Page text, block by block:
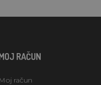
RAČUN
Moj račun